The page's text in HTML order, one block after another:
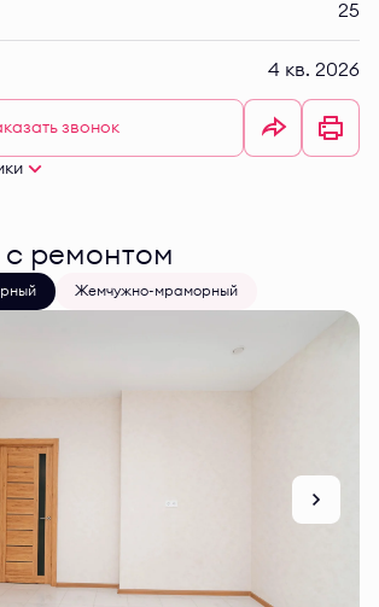
25
4 кв. 2026
звонок
с ремонтом
Жемчужно-мраморный